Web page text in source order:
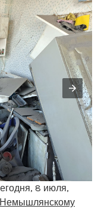
8 июля,
Немышлянскому